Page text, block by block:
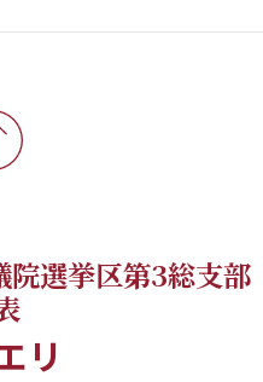
院選挙区第3総支部
リ